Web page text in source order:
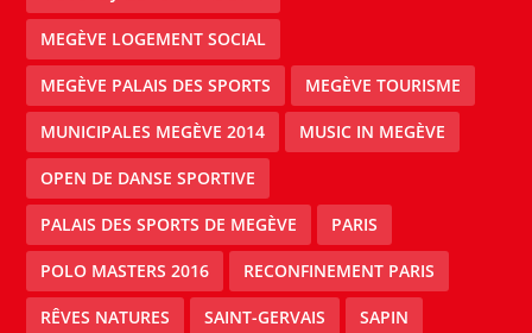
MEGÈVE LOGEMENT SOCIAL
MEGÈVE PALAIS DES SPORTS MEGÈVE TOURISME
MUNICIPALES MEGÈVE 2014 MUSIC IN MEGÈVE
OPEN DE DANSE SPORTIVE
PALAIS DES SPORTS DE MEGÈVE PARIS
POLO MASTERS 2016 RECONFINEMENT PARIS
RÊVES NATURES SAINT-GERVAIS SAPIN